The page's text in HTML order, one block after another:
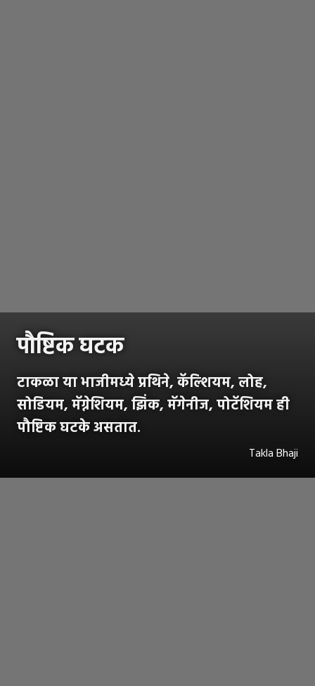
पौष्टिक घटक
टाकळा या भाजीमध्ये प्रथिने, कॅल्शियम, लोह,
सोडियम, मॅग्नेशियम, झिंक, मॅगेनीज, पोटॅशियम ही
पौष्टिक घटके असतात.
Takla Bhaji